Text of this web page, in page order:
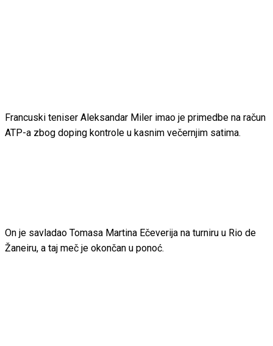
Francuski teniser Aleksandar Miler imao je primedbe na račun
ATP-a zbog doping kontrole u kasnim večernjim satima.
On je savladao Tomasa Martina Ečeverija na turniru u Rio de
Žaneiru, a taj meč je okončan u ponoć.